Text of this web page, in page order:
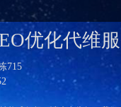
优化代维
715